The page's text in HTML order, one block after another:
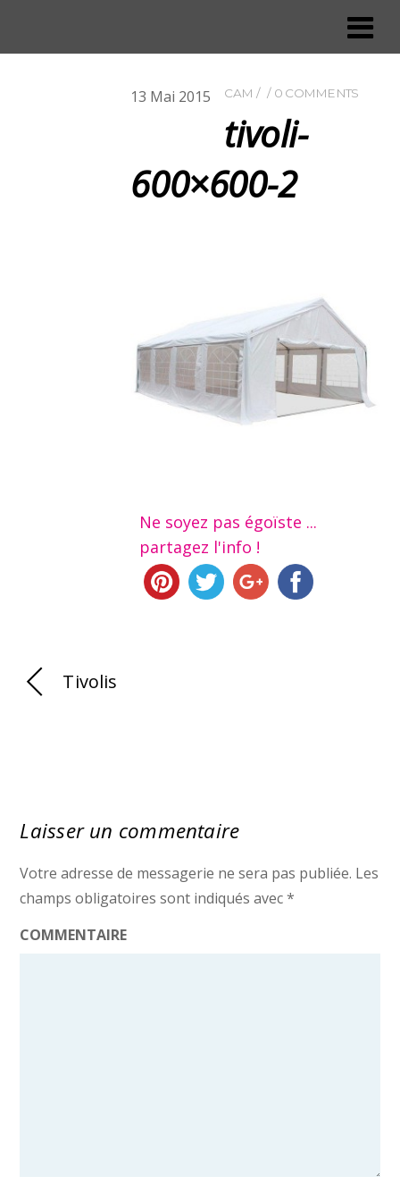
13 Mai 2015 CAM 0 COMMENTS
tivoli-
600×600-2
Ne soyez pas égoïste ...
partagez l'info !
Tivolis
Laisser un commentaire
Votre adresse de messagerie ne sera pas publiée. Les
champs obligatoires sont indiqués avec*
COMMENTAIRE